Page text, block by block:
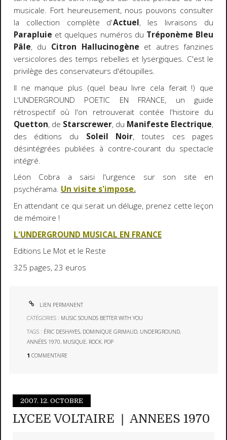
musicale. Fort heureusement, nous pouvons consulter
la collection complète d'Actuel, les livraisons du
Parapluie et quelques numéros du Tréponème Bleu
Pâle, du Citron Hallucinogène et autres fanzines
versicolores des temps rebelles et lysergiques. C'est le
privilège des conservateurs d'étoupilles.
Il ne manque plus (quel beau livre cela ferait !) que
L'UNDERGROUND POETIC EN FRANCE, un guide
rétrospectif où l'on retrouverait contée l'histoire du
Quetton, de Starscrewer, du Manifeste Electrique,
des éditions du Soleil Noir, toutes ces pages
désintégrées publiées à contre-courant du spectacle
intégré.
Léon Cobra a saisi l'urgence sur son site en
psychérama. Un visite s'impose.
En attendant ce qui serait un déluge, prenez cette leçon
de mémoire !
L'UNDERGROUND MUSICAL EN FRANCE
Editions Le Mot et le Reste
325 pages, 23 euros
LIEN PERMANENT
CATÉGORIES : MUSIC SOUNDS BETTER WITH YOU
TAGS : ÉRIC DESHAYES, DOMINIQUE GRIMAUD, UNDERGROUND,
ANNÉES 1970, MUSIQUE, ROCK, POP
1 COMMENTAIRE
2007. 12. OCTOBRE
LYCEE VOLTAIRE ❘ ANNEES 1970